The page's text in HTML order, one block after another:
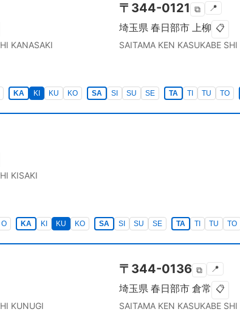
KANASAKI
〒 344-0121 ⧉ 📍
埼玉県 春日部市 上柳 📋
SAITAMA KEN KASUKABE SHI
KA KI KU KO SA SI SU SE TA TI TU TO
KISAKI
O KA KI KU KO SA SI SU SE TA TI TU TO
KUNUGI
〒 344-0136 ⧉ 📍
埼玉県 春日部市 倉常 📋
SAITAMA KEN KASUKABE SHI